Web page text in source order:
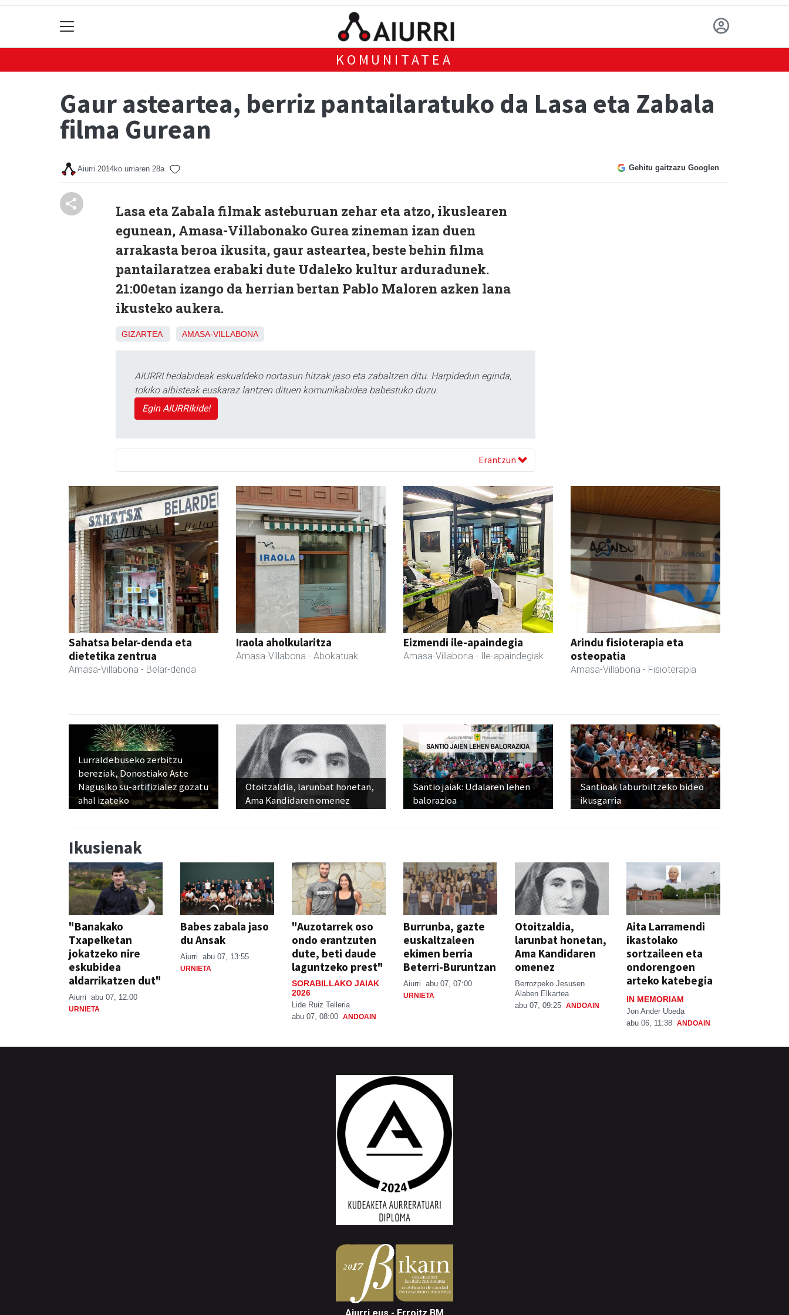
KOMUNITATEA
Gaur asteartea, berriz pantailaratuko da Lasa eta Zabala
filma Gurean
Aiurri 2014ko urriaren 28a Gehitu gaitzazu Googlen
Lasa eta Zabala filmak asteburuan zehar eta atzo, ikuslearen
egunean, Amasa-Villabonako Gurea zineman izan duen
arrakasta beroa ikusita, gaur asteartea, beste behin filma
pantailaratzea erabaki dute Udaleko kultur arduradunek.
21:00etan izango da herrian bertan Pablo Maloren azken lana
ikusteko aukera.
GIZARTEA AMASA-VILLABONA
AIURRI hedabideak eskualdeko nortasun hitzak jaso eta zabaltzen ditu. Harpidedun eginda,
tokiko albisteak euskaraz lantzen dituen komunikabidea babestuko duzu.
Egin AIURRIkide!
Erantzun
Sahatsa belar-denda eta
dietetika zentrua
Amasa-Villabona - Belar-denda
Iraola aholkularitza
Amasa-Villabona - Abokatuak
Eizmendi ile-apaindegia
Amasa-Villabona - Ile-apaindegiak
Arindu fisioterapia eta
osteopatia
Amasa-Villabona - Fisioterapia
Lurraldebuseko zerbitzu
bereziak, Donostiako Aste
Nagusiko su-artifizialez gozatu
ahal izateko
Otoitzaldia, larunbat honetan,
Ama Kandidaren omenez
Santio jaiak: Udalaren lehen
balorazioa
Santioak laburbiltzeko bideo
ikusgarria
Ikusienak
"Banakako
Txapelketan
jokatzeko nire
eskubidea
aldarrikatzen dut"
Aiurri abu 07, 12:00
URNIETA
Babes zabala jaso
du Ansak
Aiurri abu 07, 13:55
URNIETA
"Auzotarrek oso
ondo erantzuten
dute, beti daude
laguntzeko prest"
SORABILLAKO JAIAK
2026
Lide Ruiz Telleria
abu 07, 08:00 ANDOAIN
Burrunba, gazte
euskaltzaleen
ekimen berria
Beterri-Buruntzan
Aiurri abu 07, 07:00
URNIETA
Otoitzaldia,
larunbat honetan,
Ama Kandidaren
omenez
Berrozpeko Jesusen
Alaben Elkartea
abu 07, 09:25 ANDOAIN
Aita Larramendi
ikastolako
sortzaileen eta
ondorengoen
arteko katebegia
IN MEMORIAM
Jon Ander Ubeda
abu 06, 11:38 ANDOAIN
Aiurri.eus - Erroitz BM